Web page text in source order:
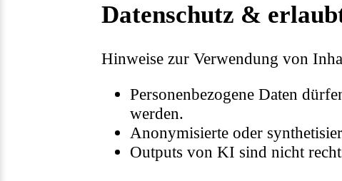
Datenschutz &
Hinweise zur Verwendung von
Personenbezogene Daten
werden.
Anonymisierte oder
Outputs von KI sind nicht